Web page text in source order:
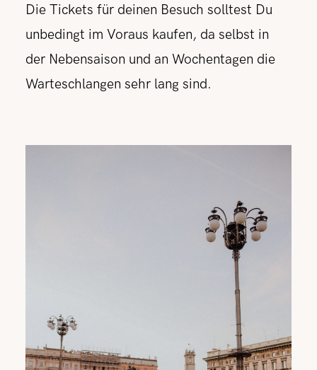
Die Tickets für deinen Besuch solltest Du
unbedingt im Voraus kaufen, da selbst in
der Nebensaison und an Wochentagen die
Warteschlangen sehr lang sind.